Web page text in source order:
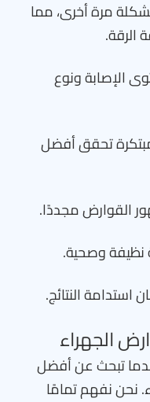
مرة أخرى، مما
الرقة.
الإصابة ونوع
تحقق أفضل
القوارض مجددًا.
نظيفة وصحية.
استدامة النتائج.
الجهراء
تبحث عن أفضل
نحن نفهم تمامًا